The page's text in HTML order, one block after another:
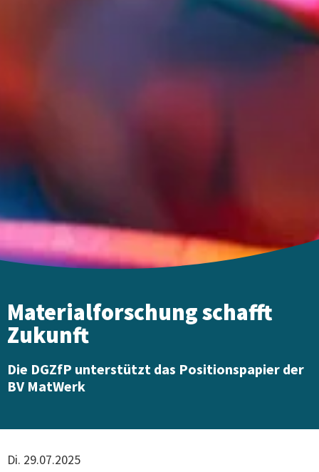
Materialforschung schafft
Zukunft
Die DGZfP unterstützt das Positionspapier der
BV MatWerk
Di. 29.07.2025